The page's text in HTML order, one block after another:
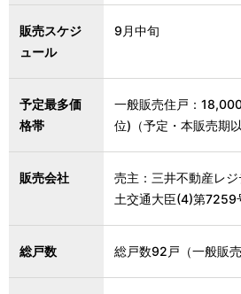
販売スケジ
ュール
9月中旬
予定最多価
格帯
一般販売住戸：
位)（予定・本販売期
販売会社
売主：三井不動産レ
土交通大臣(4)第7259
総戸数 総戸数92戸（一般販